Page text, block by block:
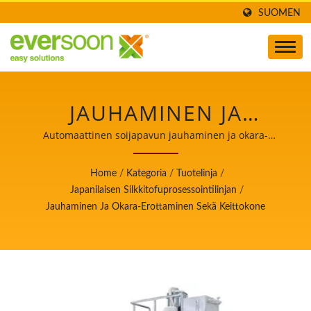
SUOMEN
JAUHAMINEN JA
OKARA-EROTTELU- JA
KEITTOKONE ON YKSI
KONEISTA
/ AUTOMAATTISEN
Automaattinen soijapavun jauhaminen ja okara-
erottaminen sekä keittokone / Automaattisen tofua ja
soijamaitoa valmistavan koneen johtaja, jonka
ensisijainen tavoite on elintarviketurvallisuus.
Home / Kategoria / Tuotelinja /
Japanilaisen Silkkitofuprosessointilinjan /
Jauhaminen Ja Okara-Erottaminen Sekä Keittokone